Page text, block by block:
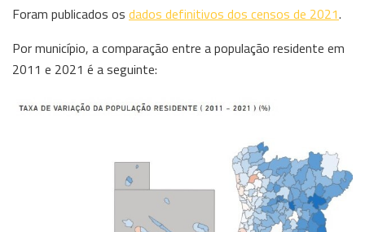
Foram publicados os dados definitivos dos censos de 2021.
Por município, a comparação entre a população residente em
2011 e 2021 é a seguinte: